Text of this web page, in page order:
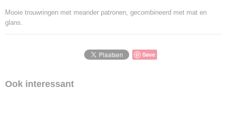
Mooie trouwringen met meander patronen, gecombineerd met mat en
glans.
Save
Ook interessant